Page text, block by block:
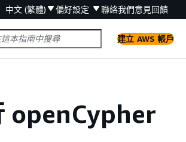
中文 (繁體) 偏好設定 聯絡我們意見回饋
建立 AWS 帳戶
openCypher